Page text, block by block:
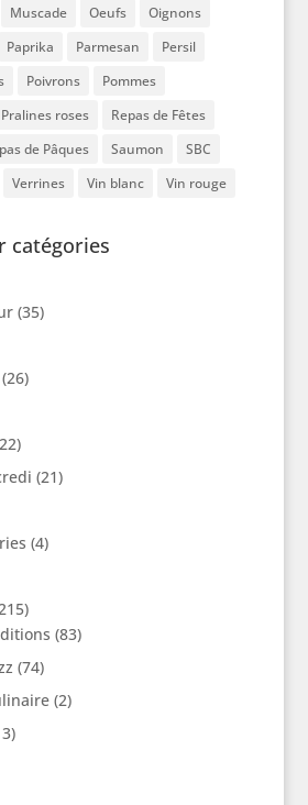
Muscade Oeufs
Oignons
Paprika Parmesan
Persil
Poivrons
Pommes
Pralines roses
Repas de Fêtes
de Pâques Saumon
SBC
Verrines Vin blanc Vin rouge
catégories
(35)
(21)
(4)
(83)
(74)
(2)